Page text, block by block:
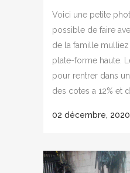
Voici une petite
possible de faire
de la famille
plate-forme haute.
pour rentrer dans
des cotes a 12% et
02 décembre, 2020